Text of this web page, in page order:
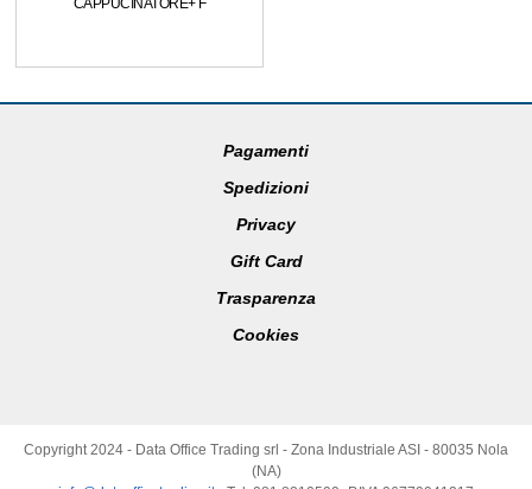
CAPPUCINATORE+ F
Pagamenti
Spedizioni
Privacy
Gift Card
Trasparenza
Cookies
Copyright 2024 - Data Office Trading srl - Zona Industriale ASI - 80035 Nola
(NA)